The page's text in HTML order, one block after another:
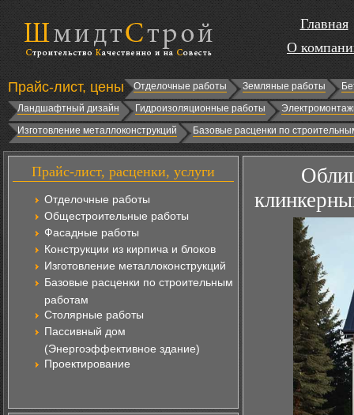
Главная
О
Прайс-лист, цены Отделочные работы Земляные работы
Ландшафтный дизайн
Гидроизоляционные работы
Изготовление металлоконструкций
Базовые расценки по
Прайс-лист, расценки, услуги
Отделочные работы
Общестроительные работы
Фасадные работы
Конструкции из кирпича и блоков
Изготовление металлоконструкций
Базовые расценки по строительным
работам
Столярные работы
Пассивный дом
(Энергоэффективное здание)
Проектирование